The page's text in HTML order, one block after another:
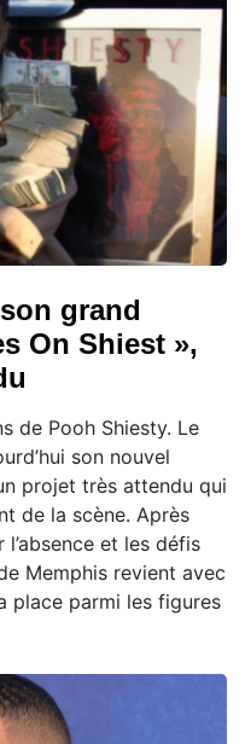
grand
On Shiest »,
de Pooh Shiesty. Le
son nouvel
projet très attendu qui
de la scène. Après
l’absence et les défis
Memphis revient avec
place parmi les figures